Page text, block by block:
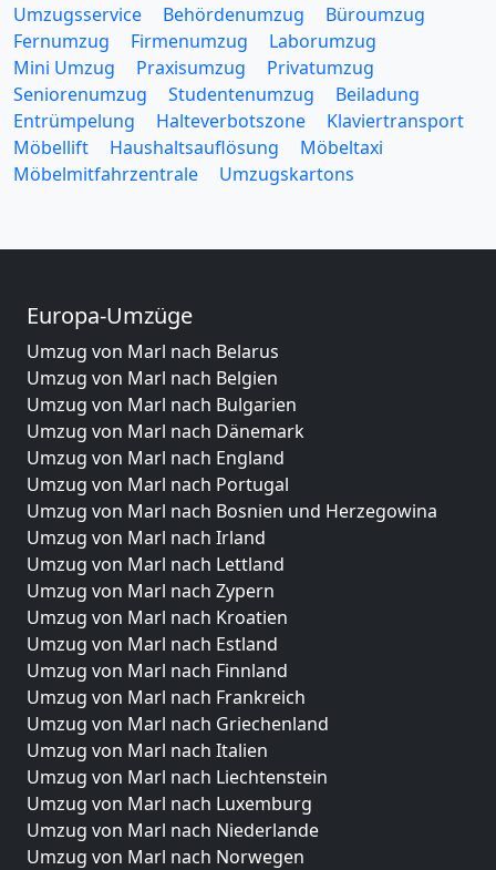
Umzugsservice Behördenumzug
Büroumzug
Fernumzug
Firmenumzug
Laborumzug
Mini Umzug
Praxisumzug
Privatumzug
Seniorenumzug
Studentenumzug
Beiladung
Entrümpelung
Halteverbotszone
Klaviertransport
Möbellift
Haushaltsauflösung
Möbeltaxi
Möbelmitfahrzentrale
Umzugskartons
Europa-Umzüge
Umzug von Marl nach Belarus
Umzug von Marl nach Belgien
Umzug von Marl nach Bulgarien
Umzug von Marl nach Dänemark
Umzug von Marl nach England
Umzug von Marl nach Portugal
Umzug von Marl nach Bosnien und Herzegowina
Umzug von Marl nach Irland
Umzug von Marl nach Lettland
Umzug von Marl nach Zypern
Umzug von Marl nach Kroatien
Umzug von Marl nach Estland
Umzug von Marl nach Finnland
Umzug von Marl nach Frankreich
Umzug von Marl nach Griechenland
Umzug von Marl nach Italien
Umzug von Marl nach Liechtenstein
Umzug von Marl nach Luxemburg
Umzug von Marl nach Niederlande
Umzug von Marl nach Norwegen